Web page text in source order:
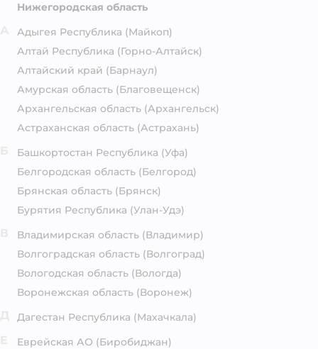
Нижегородская область
Адыгея Республика (Майкоп)
Алтай Республика (Горно-Алтайск)
Алтайский край (Барнаул)
Амурская область (Благовещенск)
Архангельская область (Архангельск)
Астраханская область (Астрахань)
Башкортостан Республика (Уфа)
Белгородская область (Белгород)
Брянская область (Брянск)
Бурятия Республика (Улан-Удэ)
Владимирская область (Владимир)
Волгоградская область (Волгоград)
Вологодская область (Вологда)
Воронежская область (Воронеж)
Дагестан Республика (Махачкала)
Еврейская АО (Биробиджан)